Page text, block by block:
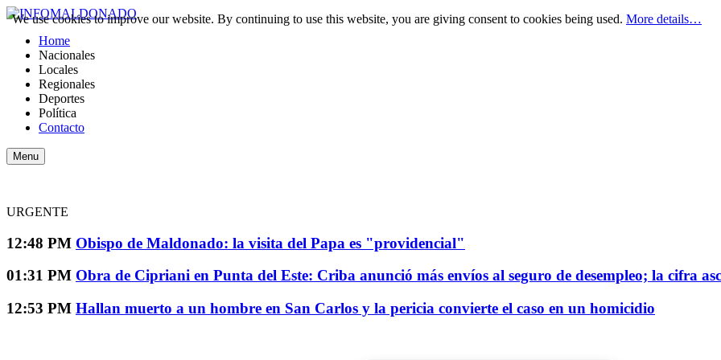
Home
Nacionales
Locales
Regionales
Deportes
Política
Contacto
Menu
URGENTE
12:48 PM Obispo de Maldonado: la visita del Papa es "providencial"
01:31 PM Obra de Cipriani en Punta del Este: Criba anunció más envíos al seguro de desempleo; la cifra
12:53 PM Hallan muerto a un hombre en San Carlos y la pericia convierte el caso en un homicidio
We use cookies to improve our website. By continuing to use this website, you are giving consent to cookies being used. More details…